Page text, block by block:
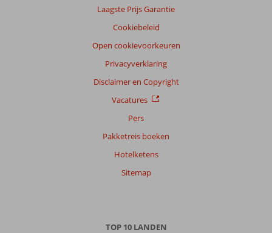
Laagste Prijs Garantie
Cookiebeleid
Open cookievoorkeuren
Privacyverklaring
Disclaimer en Copyright
Vacatures
Pers
Pakketreis boeken
Hotelketens
Sitemap
TOP 10 LANDEN